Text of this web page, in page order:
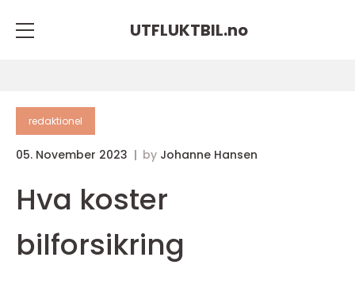
UTFLUKTBIL.no
redaktionel
05. November 2023 by Johanne Hansen
Hva koster
bilforsikring